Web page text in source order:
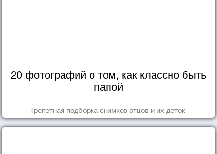
20 фотографий о том, как классно быть
папой
Трепетная подборка снимков отцов и их деток.